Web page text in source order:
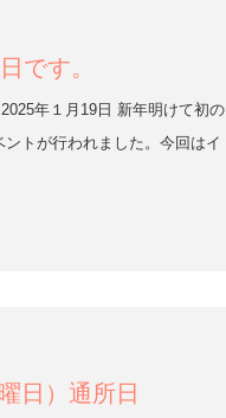
です。
年１月19日 新年明けて初の
トが行われました。今回はイ
日）通所日